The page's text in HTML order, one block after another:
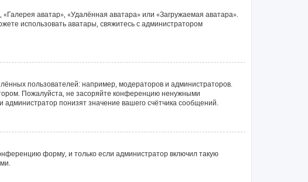
аватар», «Удалённая аватара» или «Загружаемая аватара».
использовать аватары, свяжитесь с администратором
пользователей: например, модераторов и администраторов.
Пожалуйста, не засоряйте конференцию ненужными
понизят значение вашего счётчика сообщений.
форму, и только если администратор включил такую